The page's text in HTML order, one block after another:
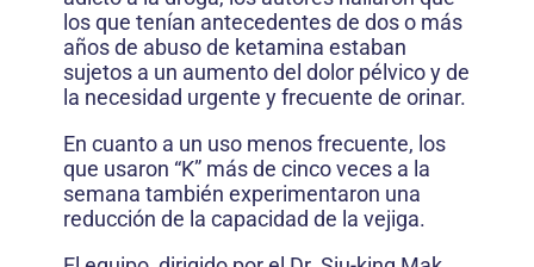
los que tenían antecedentes de dos o más
años de abuso de ketamina estaban
sujetos a un aumento del dolor pélvico y de
la necesidad urgente y frecuente de orinar.
En cuanto a un uso menos frecuente, los
que usaron “K” más de cinco veces a la
semana también experimentaron una
reducción de la capacidad de la vejiga.